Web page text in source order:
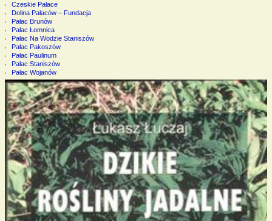
Czeskie Pałace
Dolina Pałaców – Fundacja
Pałac Brunów
Pałac Łomnica
Pałac Na Wodzie Staniszów
Pałac Pakoszów
Pałac Paulinum
Pałac Staniszów
Pałac Wojanów